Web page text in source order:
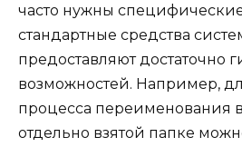
часто нужны
стандартные средства
предоставляют достаточно
возможностей. Например,
процесса переименования
отдельно взятой папке